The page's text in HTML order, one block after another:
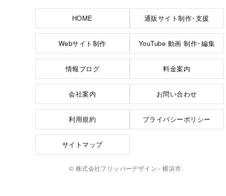
HOME 通販サイト制作･支援
Webサイト制作 YouTube 動画 制作･編集
情報ブログ 料金案内
会社案内 お問い合わせ
利用規約 プライバシーポリシー
サイトマップ
© 株式会社フリッパーデザイン - 横浜市.